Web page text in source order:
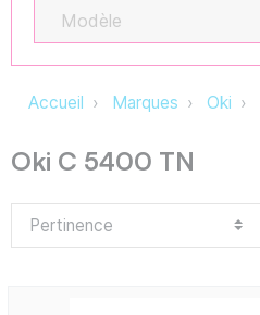
Modèle
Accueil Marques Oki
Oki C 5400 TN